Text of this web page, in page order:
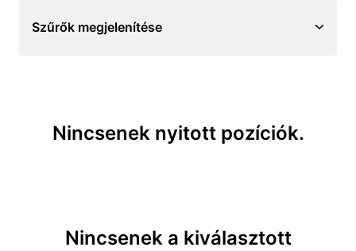
Szűrők megjelenítése
Nincsenek nyitott pozíciók.
Nincsenek a kiválasztott